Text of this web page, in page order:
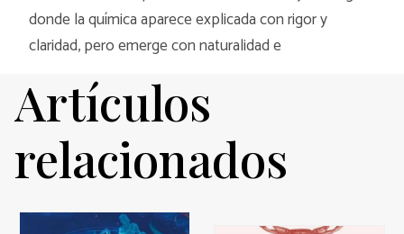
donde la química aparece explicada con rigor y
claridad, pero emerge con naturalidad e
Artículos
relacionados